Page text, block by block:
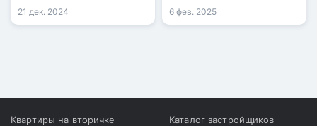
агропромышленного
комплекса.
21 дек. 2024
больше, чем в 2024 году.
6 фев. 2025
Квартиры на вторичке
Каталог застройщиков